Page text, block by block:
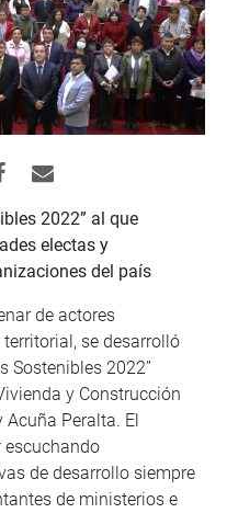
2022” al que
electas y
del país
de actores
se desarrolló
Sostenibles 2022”
y Construcción
Peralta. El
de desarrollo siempre
de ministerios e